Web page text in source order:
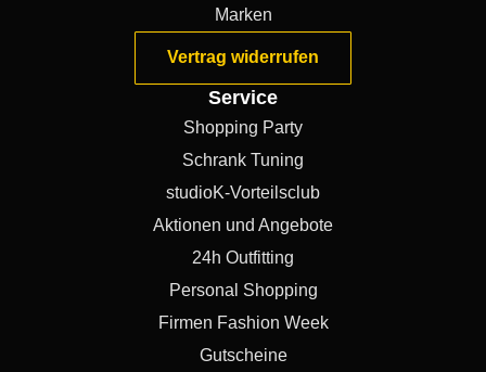
Marken
Vertrag widerrufen
Service
Shopping Party
Schrank Tuning
studioK-Vorteilsclub
Aktionen und Angebote
24h Outfitting
Personal Shopping
Firmen Fashion Week
Gutscheine